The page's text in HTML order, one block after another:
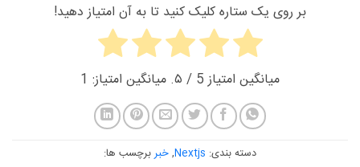
بر روی یک ستاره کلیک کنید تا به آن امتیاز دهید!
میانگین امتیاز5 / ۵. میانگین امتیاز: 1
دسته بندی: Nextjs
,خبربرچسب ها: